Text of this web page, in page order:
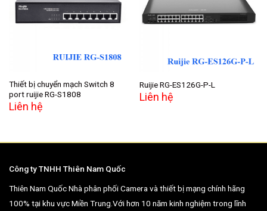
Add to
wishlist
Thiết bị chuyển mạch Switch 8
port ruijie RG-S1808
Liên hệ
Add to
wishlist
Ruijie RG-ES126G-P-L
Liên hệ
Công ty TNHH Thiên Nam Quốc
Thiên Nam Quốc Nhà phân phối Camera và thiết bị mạng chính hãng
100% tại khu vực Miền Trung.Với hơn 10 năm kinh nghiệm trong lĩnh